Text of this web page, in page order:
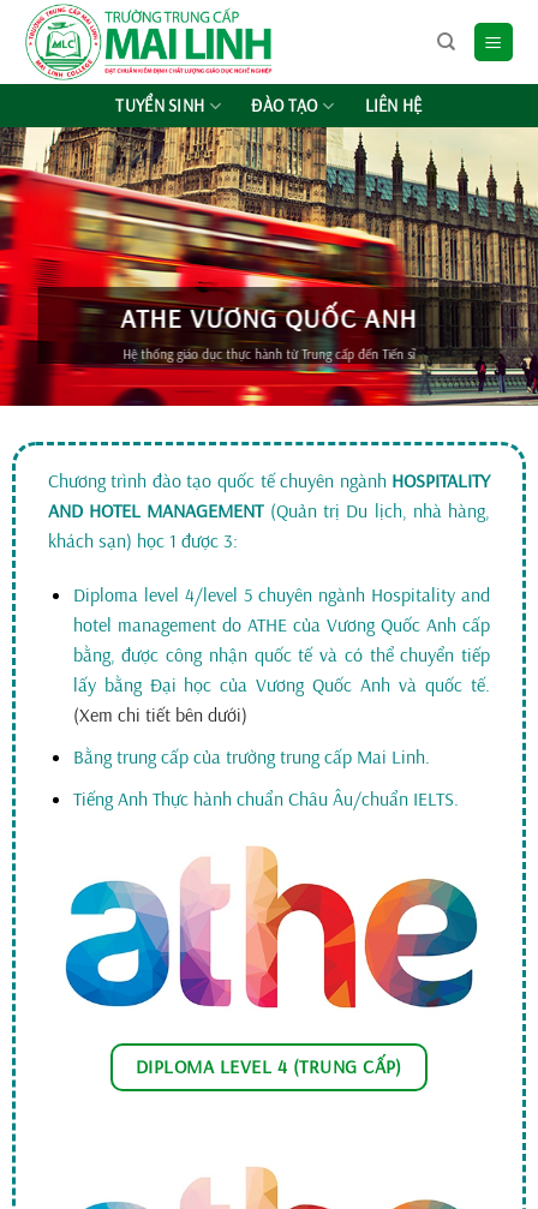
Chuyển
đến
TUYỂN SINH ĐÀO TẠO LIÊN HỆ
ATHE VƯƠNG QUỐC ANH
Hệ thống giáo dục thực hành từ Trung cấp đến Tiến sĩ
Chương trình đào tạo quốc tế chuyên ngành HOSPITALITY
AND HOTEL MANAGEMENT(Quản trị Du lịch, nhà hàng,
khách sạn) học 1 được 3:
Diploma level 4/level 5 chuyên ngành Hospitality and
hotel management do ATHE của Vương Quốc Anh cấp
bằng, được công nhận quốc tế và có thể chuyển tiếp
lấy bằng Đại học của Vương Quốc Anh và quốc tế.
(Xem chi tiết bên dưới)
Bằng trung cấp của trường trung cấp Mai Linh.
Tiếng Anh Thực hành chuẩn Châu Âu/chuẩn IELTS.
DIPLOMA LEVEL 4 (TRUNG CẤP)